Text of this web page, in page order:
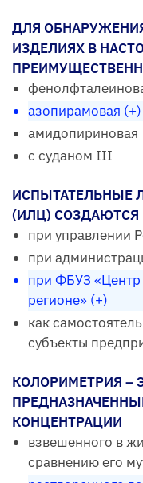
ДЛЯ
ИЗДЕЛИЯХ В
азопирамовая (+)
амидопириновая
с суданом III
ИСПЫТАТЕЛЬНЫЕ
(ИЛЦ) СОЗДАЮТСЯ
при управлении
при
при ФБУЗ «Центр
регионе» (+)
как
субъекты
КОЛОРИМЕТРИЯ –
КОНЦЕНТРАЦИИ
взвешенного в
сравнению его